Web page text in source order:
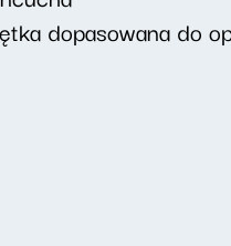
dopasowana do